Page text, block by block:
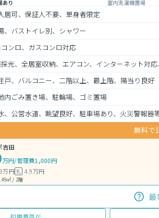
あり 室内洗濯機置場
居可、保証人不要、単身者限定
、バストイレ別、シャワー
コンロ、ガスコンロ対応
採光、全居室収納、エアコン、インターネット対
戸、バルコニー、二階以上、最上階、陽当り良好
内ごみ置き場、駐輪場、ゴミ置場
、公営水道、眺望良好、駐車場あり、火災警報器
無料で
吉田
万円/管理費1,000円
万円礼 4.9万円
㎡ / 2階
初期費用が